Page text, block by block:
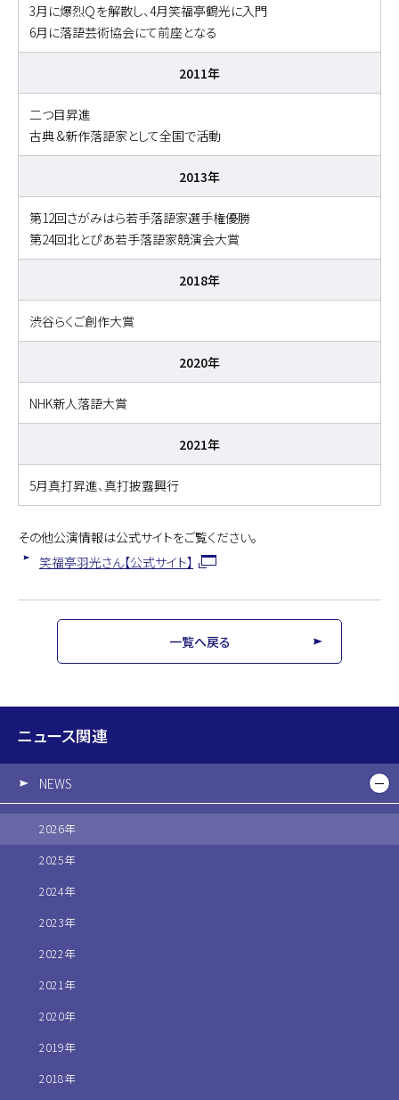
3月に爆烈Ｑを解散し、4月笑福亭鶴光に入門
6月に落語芸術協会にて前座となる
2011年
二つ目昇進
古典 &新作落語家として全国で活動
2013年
第12回さがみはら若手落語家選手権優勝
第24回北とぴあ若手落語家競演会大賞
2018年
渋谷らくご創作大賞
2020年
NHK新人落語大賞
2021年
5月真打昇進、真打披露興行
その他公演情報は公式サイトをご覧ください。
笑福亭羽光さん【公式サイト】
一覧へ戻る
ニュース関連
NEWS
2026年
2025年
2024年
2023年
2022年
2021年
2020年
2019年
2018年